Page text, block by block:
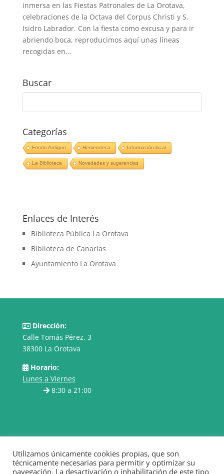
inmersa en las Fiestas Patronales de La Orotava,
celebraciones de la Octava del Corpus Christi y S.
Isidro Labrador. Con la fiesta como excusa y para ir
abriendo boca, reproducimos aquí unas líneas
recogidas en...
Buscar
Categorías
Fondo Antiguo Hemeroteca Información local
La Biblioteca Novedades y sugerencias
Enlaces de Interés
Biblioteca Pública La Orotava
Biblioteca de Canarias
Ayuntamiento La Orotava
Dirección:
Calle Tomás Pérez, 3
38300 La Orotava
Horario:
Lunes a Viernes
8:30 a 21:00
Condiciones de uso Política de cookies
Utilizamos únicamente cookies propias, que son
técnicamente necesarias para permitir y optimizar su
navegación. La desactivación o inhabilitación de este tipo